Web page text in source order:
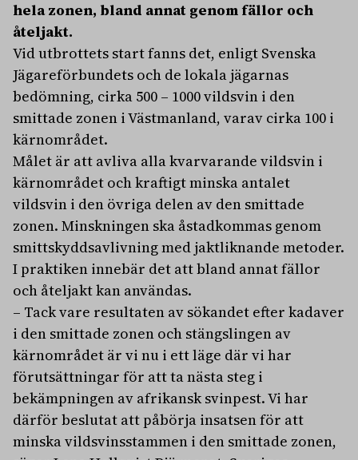
hela zonen, bland annat genom fällor och
åteljakt.
Vid utbrottets start fanns det, enligt Svenska
Jägareförbundets och de lokala jägarnas
bedömning, cirka 500 – 1000 vildsvin i den
smittade zonen i Västmanland, varav cirka 100 i
kärnområdet.
Målet är att avliva alla kvarvarande vildsvin i
kärnområdet och kraftigt minska antalet
vildsvin i den övriga delen av den smittade
zonen. Minskningen ska åstadkommas genom
smittskyddsavlivning med jaktliknande metoder.
I praktiken innebär det att bland annat fällor
och åteljakt kan användas.
– Tack vare resultaten av sökandet efter kadaver
i den smittade zonen och stängslingen av
kärnområdet är vi nu i ett läge där vi har
förutsättningar för att ta nästa steg i
bekämpningen av afrikansk svinpest. Vi har
därför beslutat att påbörja insatsen för att
minska vildsvinsstammen i den smittade zonen,